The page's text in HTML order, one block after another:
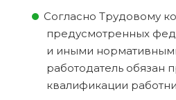
Согласно Трудовому
предусмотренных
и иными
работодатель обязан
квалификации